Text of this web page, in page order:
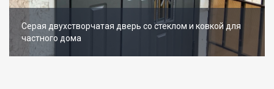
Серая двухстворчатая дверь со стеклом и ковкой для
частного дома